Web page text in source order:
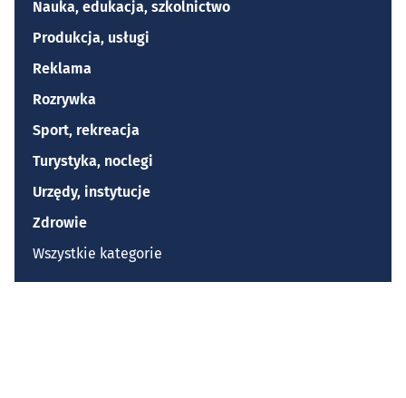
Nauka, edukacja, szkolnictwo
Produkcja, usługi
Reklama
Rozrywka
Sport, rekreacja
Turystyka, noclegi
Urzędy, instytucje
Zdrowie
Wszystkie kategorie